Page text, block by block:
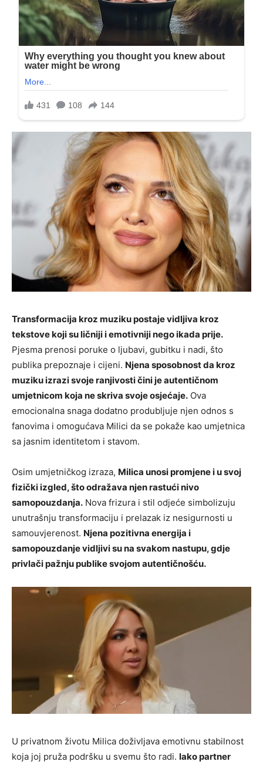
Transformacija kroz muziku postaje vidljiva kroz
tekstove koji su ličniji i emotivniji nego ikada prije.
Pjesma prenosi poruke o ljubavi, gubitku i nadi, što
publika prepoznaje i cijeni. Njena sposobnost da kroz
muziku izrazi svoje ranjivosti čini je autentičnom
umjetnicom koja ne skriva svoje osjećaje. Ova
emocionalna snaga dodatno produbljuje njen odnos s
fanovima i omogućava Milici da se pokaže kao umjetnica
sa jasnim identitetom i stavom.
Osim umjetničkog izraza, Milica unosi promjene i u svoj
fizički izgled, što odražava njen rastući nivo
samopouzdanja. Nova frizura i stil odjeće simbolizuju
unutrašnju transformaciju i prelazak iz nesigurnosti u
samouvjerenost. Njena pozitivna energija i
samopouzdanje vidljivi su na svakom nastupu, gdje
privlači pažnju publike svojom autentičnošću.
U privatnom životu Milica doživljava emotivnu stabilnost
koja joj pruža podršku u svemu što radi. Iako partner